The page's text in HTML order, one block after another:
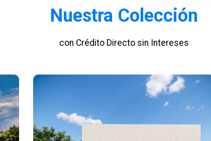
Nuestra Colección
con Crédito Directo sin Intereses